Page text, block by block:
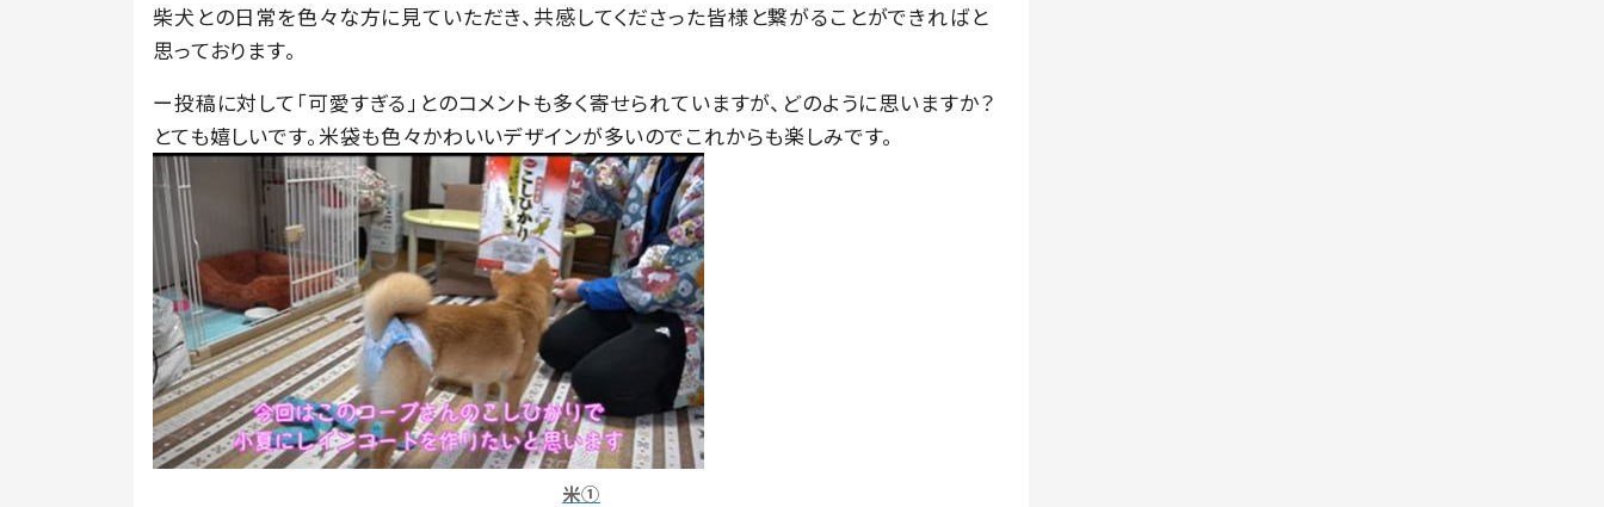
柴犬との日常を色々な方に見ていただき、共感してくださった皆様と繋がることができればと
思っております。
ー投稿に対して「可愛すぎる」とのコメントも多く寄せられていますが、どのように思いますか？
とても嬉しいです。米袋も色々かわいいデザインが多いのでこれからも楽しみです。
米①